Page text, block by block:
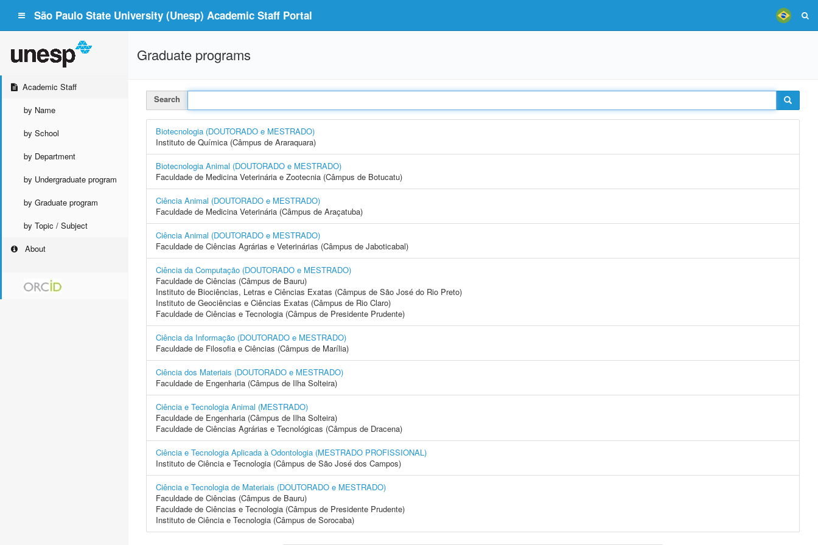
São Paulo State University (Unesp) Academic Staff Portal
Academic Staff
by Name
by School
by Department
by Undergraduate program
by Graduate program
by Topic / Subject
About
Graduate programs
Search
Biotecnologia (DOUTORADO e MESTRADO)
Instituto de Química (Câmpus de Araraquara)
Biotecnologia Animal (DOUTORADO e MESTRADO)
Faculdade de Medicina Veterinária e Zootecnia (Câmpus de Botucatu)
Ciência Animal (DOUTORADO e MESTRADO)
Faculdade de Medicina Veterinária (Câmpus de Araçatuba)
Ciência Animal (DOUTORADO e MESTRADO)
Faculdade de Ciências Agrárias e Veterinárias (Câmpus de Jaboticabal)
Ciência da Computação (DOUTORADO e MESTRADO)
Faculdade de Ciências (Câmpus de Bauru)
Instituto de Biociências, Letras e Ciências Exatas (Câmpus de São José do Rio Preto)
Instituto de Geociências e Ciências Exatas (Câmpus de Rio Claro)
Faculdade de Ciências e Tecnologia (Câmpus de Presidente Prudente)
Ciência da Informação (DOUTORADO e MESTRADO)
Faculdade de Filosofia e Ciências (Câmpus de Marília)
Ciência dos Materiais (DOUTORADO e MESTRADO)
Faculdade de Engenharia (Câmpus de Ilha Solteira)
Ciência e Tecnologia Animal (MESTRADO)
Faculdade de Engenharia (Câmpus de Ilha Solteira)
Faculdade de Ciências Agrárias e Tecnológicas (Câmpus de Dracena)
Ciência e Tecnologia Aplicada à Odontologia (MESTRADO PROFISSIONAL)
Instituto de Ciência e Tecnologia (Câmpus de São José dos Campos)
Ciência e Tecnologia de Materiais (DOUTORADO e MESTRADO)
Faculdade de Ciências (Câmpus de Bauru)
Faculdade de Ciências e Tecnologia (Câmpus de Presidente Prudente)
Instituto de Ciência e Tecnologia (Câmpus de Sorocaba)